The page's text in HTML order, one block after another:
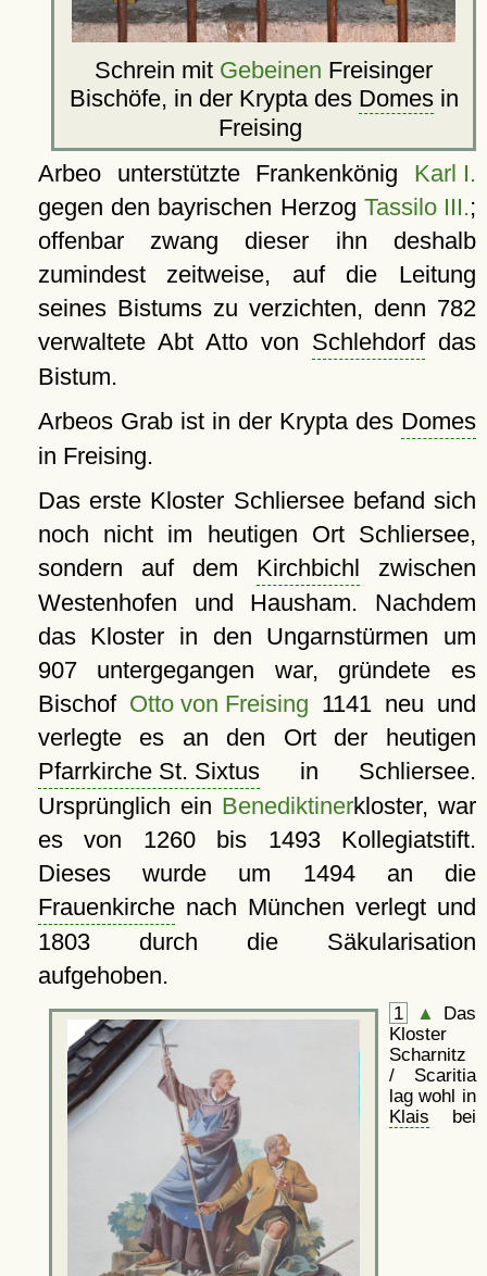
Schrein mit Gebeinen Freisinger
Bischöfe, in der Krypta des Domesin
Freising
Arbeo unterstützte Frankenkönig Karl I.
gegen den bayrischen Herzog Tassilo III.;
offenbar zwang dieser ihn deshalb
zumindest zeitweise, auf die Leitung
seines Bistums zu verzichten, denn 782
verwaltete Abt Atto von Schlehdorfdas
Bistum.
Arbeos Grab ist in der Krypta des Domes
in Freising.
Das erste Kloster Schliersee befand sich
noch nicht im heutigen Ort Schliersee,
sondern auf dem Kirchbichl zwischen
Westenhofen und Hausham. Nachdem
das Kloster in den Ungarnstürmen um
907 untergegangen war, gründete es
Bischof Otto von Freising 1141 neu und
verlegte es an den Ort der heutigen
Pfarrkirche St. Sixtusin Schliersee.
Ursprünglich ein Benediktinerkloster, war
es von 1260 bis 1493 Kollegiatstift.
Dieses wurde um 1494 an die
Frauenkirchenach München verlegt und
1803 durch die Säkularisation
aufgehoben.
1 ▲
Das
Kloster
Scharnitz
/ Scaritia
lag wohl in
Klais bei